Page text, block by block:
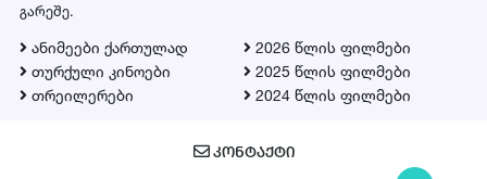
გარეშე.
ანიმეები ქართულად
თურქული კინოები
თრეილერები
2026 წლის ფილმები
2025 წლის ფილმები
2024 წლის ფილმები
ᲙᲝᲜᲢᲐᲥᲢᲘ